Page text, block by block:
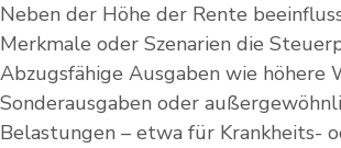
Neben der Höhe der Rente
Merkmale oder Szenarien die
Abzugsfähige Ausgaben wie höhere
Sonderausgaben oder
Belastungen – etwa für Krankheits-